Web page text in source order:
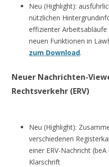
Neu (Highlight):
nützlichen
effizienter
neuen Funktionen in
zum Download.
Neuer Nachrichten-
Rechtsverkehr (ERV)
Neu (Highlight):
verschiedenen
einer ERV-Nachricht
Klarschrift